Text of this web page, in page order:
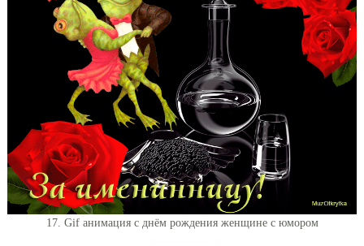
17. Gif анимация с днём рождения женщине с юмором